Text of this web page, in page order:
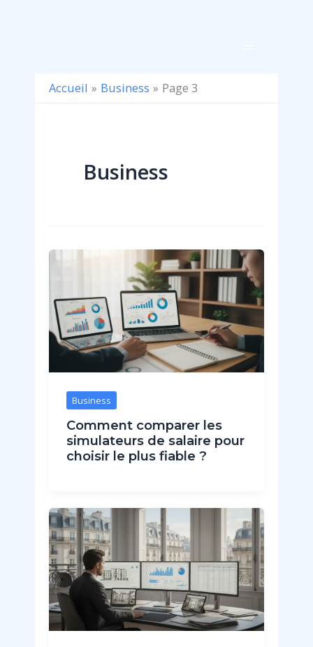
Accueil
Business Page 3
Business
Business
Comment comparer les
simulateurs de salaire pour
choisir le plus fiable ?